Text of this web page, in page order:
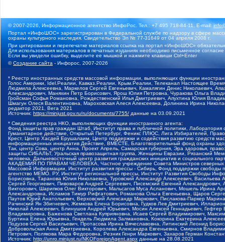
© 2007-2026, Информационное агентство ИнфоРос. Тел.: +7 495 718-84-11, E-mail:
Портал «ИнфоШОС» зарегистрирован в Федеральной службе по надзору в сфере
охраны культурного наследия. Свидетельство Эл № 77-31649 от 04 апреля 2008 г.
При цитировании и перепечатке материалов ссылка на портал «ИнфоШОС»
Для использования материалов в печатных изданиях необходимо письменное
Если вы увидели ошибку, выделите ее мышкой и нажмите клавиши Ctrl+Enter
©Создание сайта - Инфорос, 2007-2026
* Реестр иностранных средств массовой информации, выполняющих функции
Голос Америки, Idel.Реалии, Кавказ.Реалии, Крым.Реалии, Телеканал Настоящее
Людмила Алексеевна, Маркелов Сергей Евгеньевич, Камалягин Денис Николаевич,
Александрович, Маняхин Петр Борисович, Ярош Юлия Петровна, Чуракова Ольга
Гройсман Софья Романовна, Рождественский Илья Дмитриевич, Апухтина Юлия
Шмагун Олеся Валентиновна, Мароховская Алеся Алексеевна, Долинина Ирина
редактор 2021, Вега 2021
Источник: https://minjust.gov.ru/ru/documents/7755/ данные на 03.09.2021
* Сведения реестра НКО, выполняющих функции иностранного агента:
Фонд защиты прав граждан Штаб, Институт права и публичной политики,
Гуманитарное действие, Открытый Петербург, Феникс ПЛЮС, Лига Избирателей,
Крест, Центр Хасдей Ерушалаим, Центр поддержки и содействия развитию средств
информационных инициатив Действие, ВМЕСТЕ, Благотворительный фонд охраны
Так, центр Сова, центр Анна, Проект Апрель, Самарская губерния, Эра здоровья,
защиты СИБАЛЬТ, Уральская правозащитная группа, Женщины Евразии, Рязанский
человека, Дальневосточный центр развития гражданских инициатив и социального
АКАДЕМИЯ ПО ПРАВАМ ЧЕЛОВЕКА, Частное учреждение Совета Министров северных
Массовой Информации, Институт развития прессы - Сибирь, Фонд поддержки
агентство МЕМО. РУ, Институт региональной прессы, Институт Развития Свободы
Борисовна, Таранова Юлия Николаевна, Туровский Александр Алексеевич,
Сергей Георгиевич, Пивоваров Андрей Сергеевич, Писемский Евгений
Викторович, Шарипков Олег Викторович, Мальсагов Муса Асланович, Мошель Ирина
Александровна, Исламов Тимур Рифгатович, Романова Ольга Евгеньевна, Щаров
Паутов Юрий Анатольевич, Верховский Александр Маркович, Пислакова-Паркер
Рачинский Ян Збигневич, Жемкова Елена Борисовна, Гудков Лев Дмитриевич,
Николай Алексеевич, Блинушов Андрей Юрьевич, Мосин Алексей Геннадьевич,
Владимировна, Баженова Светлана Куприяновна, Исаев Сергей Владимирович,
Буртина Елена Юрьевна, Гендель Людмила Залмановна, Кокорина Екатерина
Подузов Сергей Васильевич, Протасова Ирина Вячеславовна, Литинский Леонид
Добровольская Анна Дмитриевна, Королева Александра Евгеньевна, Смирнов
Петрович, Полякова Мара Федоровна, Резник Генри Маркович, Захаров Герман
Источник: http://unro.minjust.ru/NKOForeignAgent.aspx данные на 28.08.2021